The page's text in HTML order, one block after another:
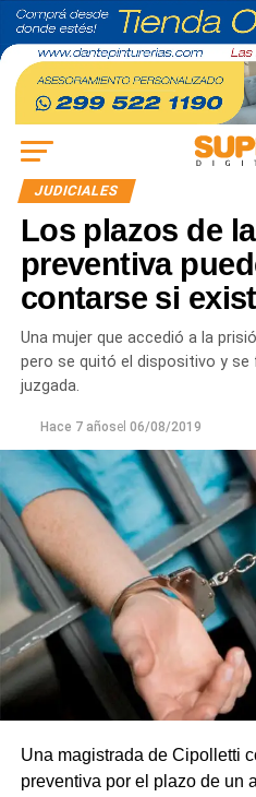
JUDICIALES
Los plazos de
preventiva
contarse si
Una mujer que accedió a la
pero se quitó el dispositivo y se
juzgada.
Hace 7 añosel 06/08/2019
Una magistrada de Cipolletti
preventiva por el plazo de un